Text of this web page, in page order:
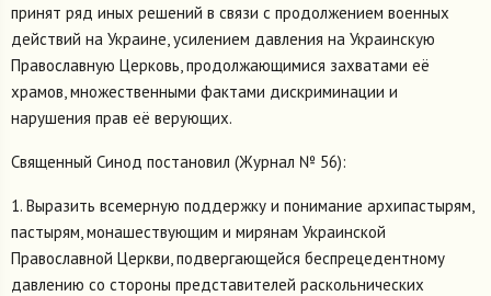
принят ряд иных решений в связи с продолжением военных
действий на Украине, усилением давления на Украинскую
Православную Церковь, продолжающимися захватами её
храмов, множественными фактами дискриминации и
нарушения прав её верующих.
Священный Синод постановил (Журнал № 56):
1. Выразить всемерную поддержку и понимание архипастырям,
пастырям, монашествующим и мирянам Украинской
Православной Церкви, подвергающейся беспрецедентному
давлению со стороны представителей раскольнических